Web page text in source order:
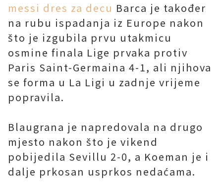
messi dres za decu Barca je također
na rubu ispadanja iz Europe nakon
što je izgubila prvu utakmicu
osmine finala Lige prvaka protiv
Paris Saint-Germaina 4-1, ali njihova
se forma u La Ligi u zadnje vrijeme
popravila.
Blaugrana je napredovala na drugo
mjesto nakon što je vikend
pobijedila Sevillu 2-0, a Koeman je i
dalje prkosan usprkos nedaćama.